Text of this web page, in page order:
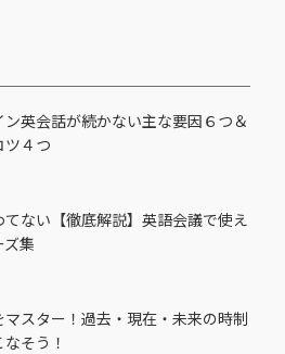
ン英会話が続かない主な要因６つ＆
ツ４つ
てない【徹底解説】英語会議で使え
ズ集
マスター！過去・現在・未来の時制
そう！